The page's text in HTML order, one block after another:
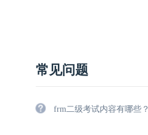
常见问题
frm二级考试内容有哪些？